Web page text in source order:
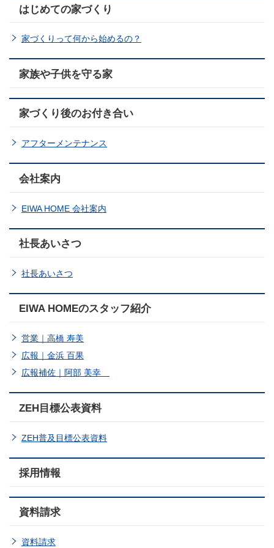
はじめての家づくり
家づくりって何から始めるの？
家族や子供を守る家
家づくり後のお付き合い
アフターメンテナンス
会社案内
EIWA HOME 会社案内
社長あいさつ
社長あいさつ
EIWA HOMEのスタッフ紹介
営業｜高橋 寿美
広報｜金浜 百果
広報補佐｜阿部 美幸
ZEH目標公表資料
ZEH普及目標公表資料
採用情報
資料請求
資料請求